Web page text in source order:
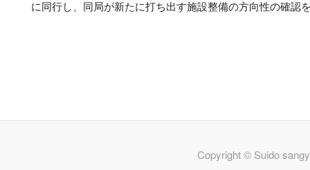
に同行し、同局が新たに打ち出す施設整備の方向性の確認
Copyright © Suido